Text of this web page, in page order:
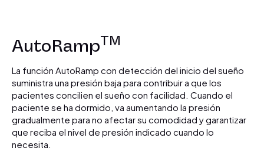
AutoRampTM
La función AutoRamp con detección del inicio del sueño
suministra una presión baja para contribuir a que los
pacientes concilien el sueño con facilidad. Cuando el
paciente se ha dormido, va aumentando la presión
gradualmente para no afectar su comodidad y garantizar
que reciba el nivel de presión indicado cuando lo
necesita.